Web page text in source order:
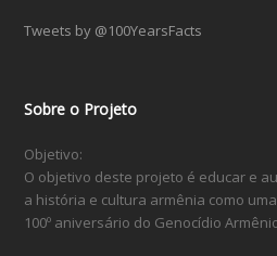
Tweets by @100YearsFacts
Sobre o Projeto
Objetivo:
O objetivo deste projeto é educar e
a história e cultura armênia como
100º aniversário do Genocídio